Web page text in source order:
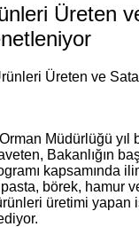
Üreten
Müdürlüğü yıl
Bakanlığın
kapsamında
börek, hamur
üretimi yapan